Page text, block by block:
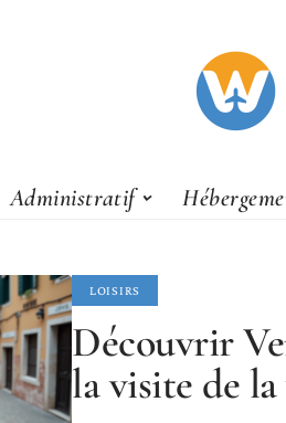
Administratif
LOISIRS
Découvrir
la visite de